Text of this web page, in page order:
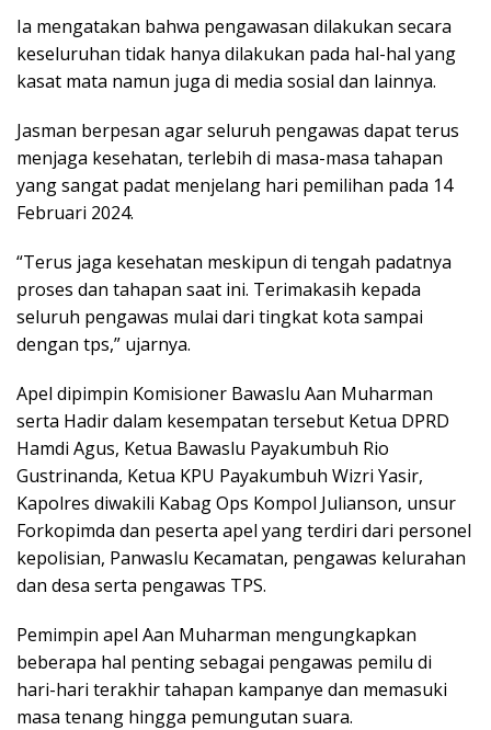
Ia mengatakan bahwa pengawasan dilakukan secara
keseluruhan tidak hanya dilakukan pada hal-hal yang
kasat mata namun juga di media sosial dan lainnya.
Jasman berpesan agar seluruh pengawas dapat terus
menjaga kesehatan, terlebih di masa-masa tahapan
yang sangat padat menjelang hari pemilihan pada 14
Februari 2024.
“Terus jaga kesehatan meskipun di tengah padatnya
proses dan tahapan saat ini. Terimakasih kepada
seluruh pengawas mulai dari tingkat kota sampai
dengan tps,” ujarnya.
Apel dipimpin Komisioner Bawaslu Aan Muharman
serta Hadir dalam kesempatan tersebut Ketua DPRD
Hamdi Agus, Ketua Bawaslu Payakumbuh Rio
Gustrinanda, Ketua KPU Payakumbuh Wizri Yasir,
Kapolres diwakili Kabag Ops Kompol Julianson, unsur
Forkopimda dan peserta apel yang terdiri dari personel
kepolisian, Panwaslu Kecamatan, pengawas kelurahan
dan desa serta pengawas TPS.
Pemimpin apel Aan Muharman mengungkapkan
beberapa hal penting sebagai pengawas pemilu di
hari-hari terakhir tahapan kampanye dan memasuki
masa tenang hingga pemungutan suara.